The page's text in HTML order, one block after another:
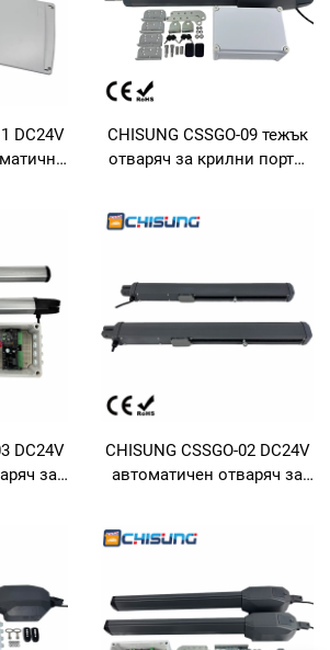
комерсиални порти от
ковано желязо
DC24V
за
с
CHISUNG CSSGO-09 тежък
отваряч за крилни порти,
ширина на портата 3,5 м /
крайно положение
превключвател и
суперкондензатор,
автоматичен двигател за
захранване DC24V /
DC24V
за
лека
CHISUNG CSSGO-02 DC24V
автоматичен отваряч за
кг, дължина на крилото 2,5
400 N, постояннотоков
двигател с напрежение
DC24V, съвместим със